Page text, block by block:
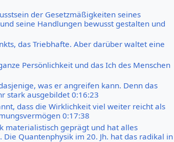
der Gesetzmäßigkeiten seines
seine Handlungen bewusst gestalten und
das Triebhafte. Aber darüber waltet eine
Persönlichkeit und das Ich des Menschen
was er angreifen kann. Denn das
stark ausgebildet 0:16:23
dass die Wirklichkeit viel weiter reicht als
0:17:38
materialistisch geprägt und hat alles
Quantenphysik im 20. Jh. hat das radikal in